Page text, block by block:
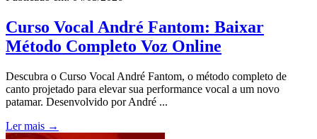
Curso Vocal André Fantom: Baixar
Método Completo Voz Online
Descubra o Curso Vocal André Fantom, o método completo de
canto projetado para elevar sua performance vocal a um novo
patamar. Desenvolvido por André ...
Ler mais →